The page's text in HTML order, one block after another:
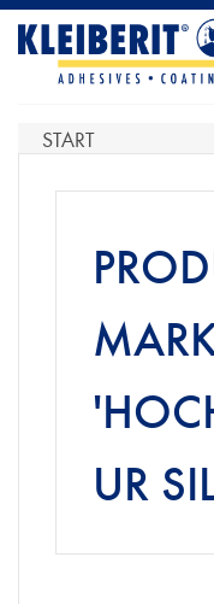
STARTSEITE
PRODUKTE
START
UR